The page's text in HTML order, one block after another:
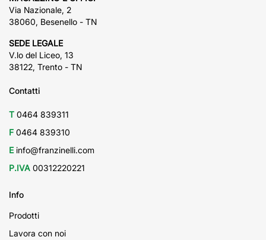
Via Nazionale, 2
38060, Besenello - TN
SEDE LEGALE
V.lo del Liceo, 13
38122, Trento - TN
Contatti
T 0464 839311
F 0464 839310
E info@franzinelli.com
P.IVA 00312220221
Info
Prodotti
Lavora con noi